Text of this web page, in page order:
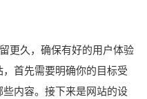
更久，确保有好的用户体验
首先需要明确你的目标受
内容。接下来是网站的设